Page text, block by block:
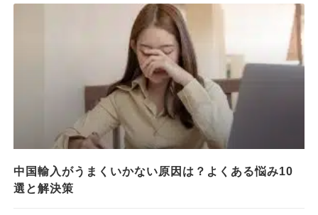
中国輸入がうまくいかない原因は？よくある悩み10
選と解決策